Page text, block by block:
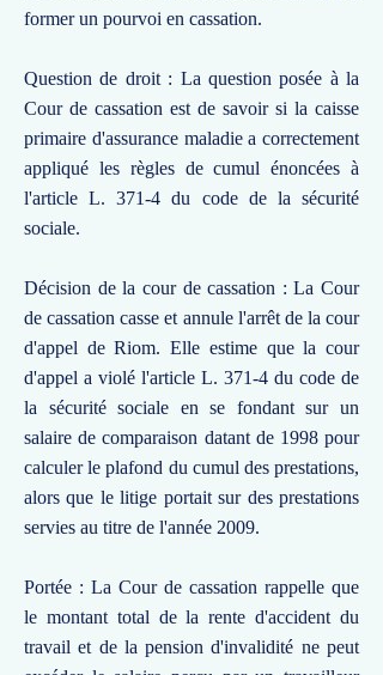
former un pourvoi en cassation.
Question de droit : La question posée à la
Cour de cassation est de savoir si la caisse
primaire d'assurance maladie a correctement
appliqué les règles de cumul énoncées à
l'article L. 371-4 du code de la sécurité
sociale.
Décision de la cour de cassation : La Cour
de cassation casse et annule l'arrêt de la cour
d'appel de Riom. Elle estime que la cour
d'appel a violé l'article L. 371-4 du code de
la sécurité sociale en se fondant sur un
salaire de comparaison datant de 1998 pour
calculer le plafond du cumul des prestations,
alors que le litige portait sur des prestations
servies au titre de l'année 2009.
Portée : La Cour de cassation rappelle que
le montant total de la rente d'accident du
travail et de la pension d'invalidité ne peut